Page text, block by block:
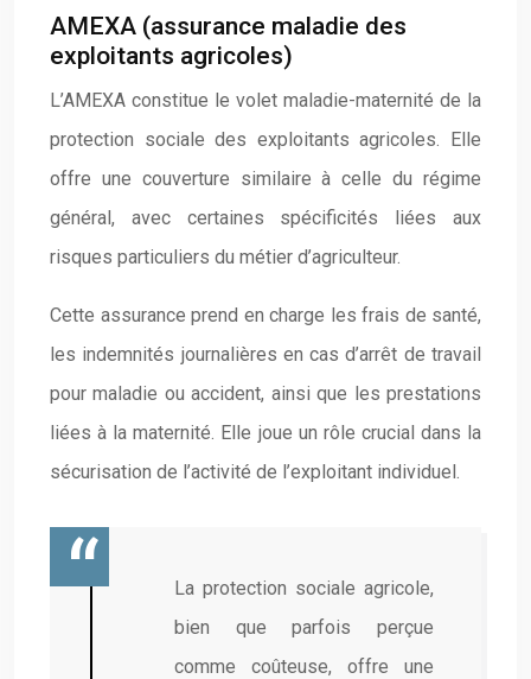
AMEXA (assurance maladie des
exploitants agricoles)
L’AMEXA constitue le volet maladie-maternité de la
protection sociale des exploitants agricoles. Elle
offre une couverture similaire à celle du régime
général, avec certaines spécificités liées aux
risques particuliers du métier d’agriculteur.
Cette assurance prend en charge les frais de santé,
les indemnités journalières en cas d’arrêt de travail
pour maladie ou accident, ainsi que les prestations
liées à la maternité. Elle joue un rôle crucial dans la
sécurisation de l’activité de l’exploitant individuel.
La protection sociale agricole,
bien que parfois perçue
comme coûteuse, offre une